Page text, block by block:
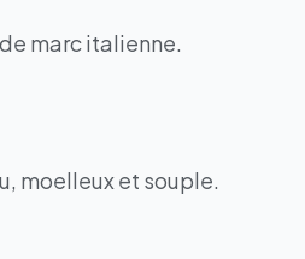
marc italienne.
moelleux et souple.